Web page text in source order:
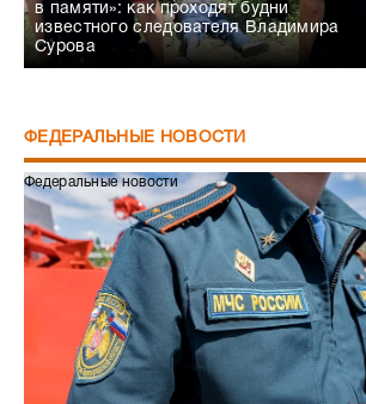
в памяти»: как проходят будни
известного следователя Владимира
Сурова
ФЕДЕРАЛЬНЫЕ НОВОСТИ
Федеральные новости